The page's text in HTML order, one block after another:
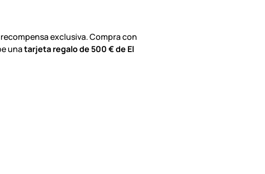
exclusiva. Compra con
unatarjeta regalo de 500 € de El